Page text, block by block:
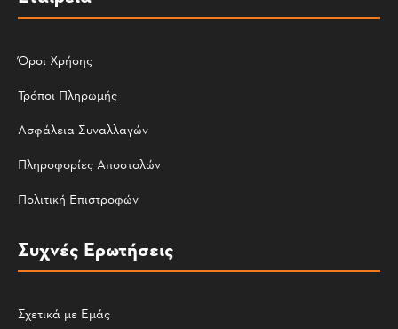
Όροι Χρήσης
Τρόποι Πληρωμής
Ασφάλεια Συναλλαγών
Πληροφορίες Αποστολών
Πολιτική Επιστροφών
Συχνές Ερωτήσεις
Σχετικά με Εμάς